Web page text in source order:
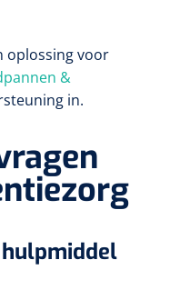
oplossing voor
&
in.